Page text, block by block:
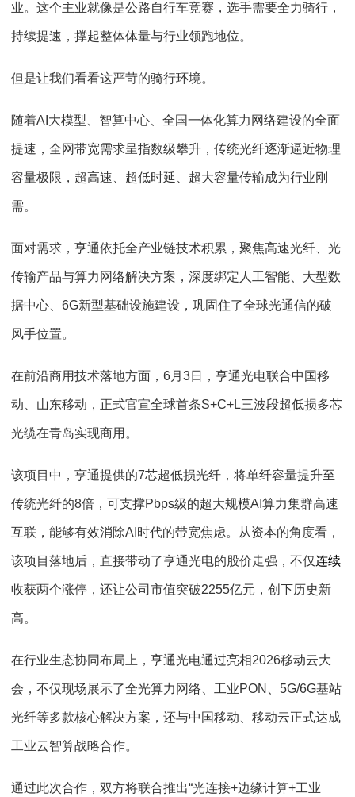
业。这个主业就像是公路自行车竞赛，选手需要全力骑行，
持续提速，撑起整体体量与行业领跑地位。
但是让我们看看这严苛的骑行环境。
随着AI 大模型、智算中心、全国一体化算力网络建设的全面
提速，全网带宽需求呈指数级攀升，传统光纤逐渐逼近物理
容量极限，超高速、超低时延、超大容量传输成为行业刚
需。
面对需求，亨通依托全产业链技术积累，聚焦高速光纤、光
传输产品与算力网络解决方案，深度绑定人工智能、大型数
据中心、 6G新型基础设施建设，巩固住了全球光通信的破
风手位置。
在前沿商用技术落地方面， 6月 3日，亨通光电联合中国移
动、山东移动，正式官宣全球首条S+C+L三波段超低损多芯
光缆在青岛实现商用。
该项目中，亨通提供的7芯超低损光纤，将单纤容量提升至
传统光纤的8倍，可支撑Pbps级的超大规模AI 算力集群高速
互联，能够有效消除AI 时代的带宽焦虑。从资本的角度看，
该项目落地后，直接带动了亨通光电的股价走强，不仅连续
收获两个涨停，还让公司市值突破2255亿元，创下历史新
高。
在行业生态协同布局上，亨通光电通过亮相2026移动云大
会，不仅现场展示了全光算力网络、工业PON 5G/6G基站
光纤等多款核心解决方案，还与中国移动、移动云正式达成
工业云智算战略合作。
通过此次合作，双方将联合推出“光连接+边缘计算+工业